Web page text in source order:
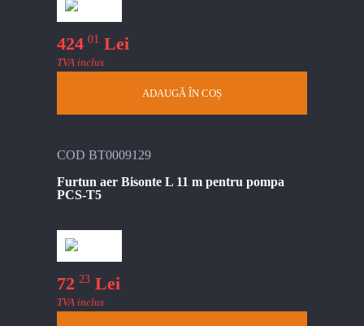
424 01 Lei
TVA inclus
ADAUGĂ ÎN COȘ
COD BT0009129
Furtun aer Bisonte L 11 m pentru pompa
PCS-T5
72 23 Lei
TVA inclus